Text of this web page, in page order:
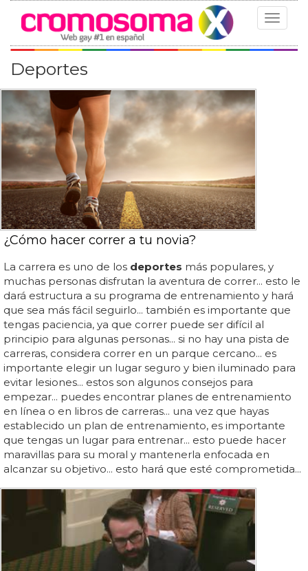
Toggle
Deportes
¿Cómo hacer correr a tu novia?
La carrera es uno de los deportes más populares, y
muchas personas disfrutan la aventura de correr... esto le
dará estructura a su programa de entrenamiento y hará
que sea más fácil seguirlo... también es importante que
tengas paciencia, ya que correr puede ser difícil al
principio para algunas personas... si no hay una pista de
carreras, considera correr en un parque cercano... es
importante elegir un lugar seguro y bien iluminado para
evitar lesiones... estos son algunos consejos para
empezar... puedes encontrar planes de entrenamiento
en línea o en libros de carreras... una vez que hayas
establecido un plan de entrenamiento, es importante
que tengas un lugar para entrenar... esto puede hacer
maravillas para su moral y mantenerla enfocada en
alcanzar su objetivo... esto hará que esté comprometida...